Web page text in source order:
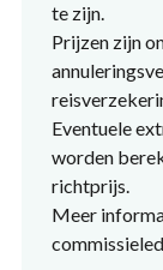
te zijn.
Prijzen zijn
Eventuele
worden
richtprijs.
Meer